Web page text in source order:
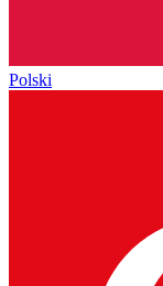
Polski